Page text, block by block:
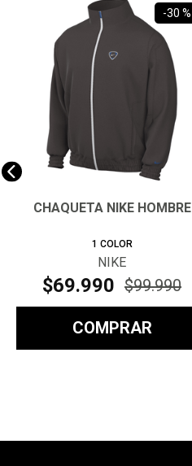
-30 %
CHAQUETA NIKE HOMBRE
1 COLOR
NIKE
$69.990 $99.990
COMPRAR